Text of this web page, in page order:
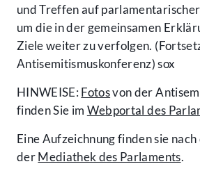
und Treffen auf
um die in der gemeinsamen
Ziele weiter zu verfolgen.
Antisemitismuskonferenz) sox
HINWEISE: Fotosvon der
finden Sie im Webportal des
Eine Aufzeichnung finden sie
derMediathek des Parlaments.